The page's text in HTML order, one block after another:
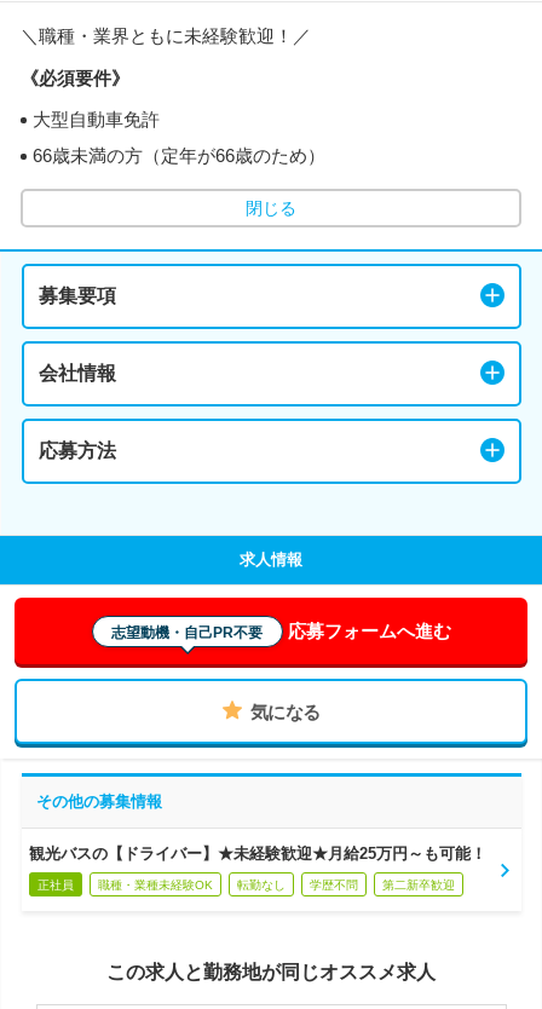
＼職種・業界ともに未経験歓迎！／
《必須要件》
大型自動車免許
66歳未満の方（定年が66歳のため）
閉じる
募集要項
会社情報
応募方法
求人情報
志望動機・自己PR不要 応募フォームへ進む
気になる
その他の募集情報
観光バスの【ドライバー】★未経験歓迎★月給25万円～も可能！
正社員 職種・業種未経験OK 転勤なし 学歴不問 第二新卒歓迎
この求人と勤務地が同じオススメ求人